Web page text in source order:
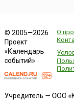
© 2005—2026
Проект
«Календарь
событий»
О
Учредитель — ООО